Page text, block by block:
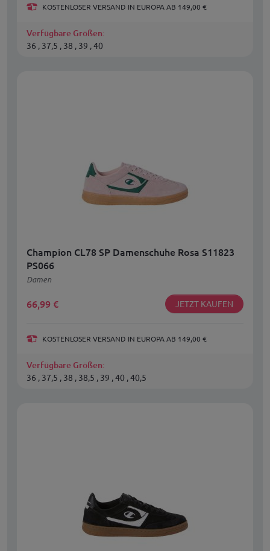
KOSTENLOSER VERSAND IN EUROPA AB 149,00 €
Verfügbare Größen:
36 , 37,5 , 38 , 39 , 40
Champion CL78 SP Damenschuhe Rosa S11823
PS066
Damen
66,99 € JETZT KAUFEN
KOSTENLOSER VERSAND IN EUROPA AB 149,00 €
Verfügbare Größen:
36 , 37,5 , 38 , 38,5 , 39 , 40 , 40,5